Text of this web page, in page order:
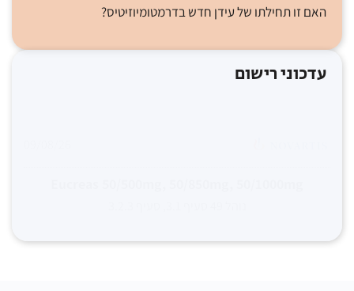
האם זו תחילתו של עידן חדש בדרמטומיוזיטיס?
עדכוני רישום